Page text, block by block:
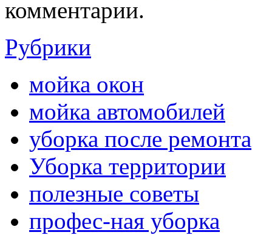
комментарии.
Рубрики
мойка окон
мойка автомобилей
уборка после ремонта
Уборка территории
полезные советы
профес-ная уборка